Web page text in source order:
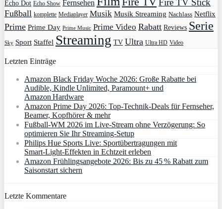
Echo Dot Echo Show Fernsehen Fire TV Stick
Fußball komplette Mediaplayer Musik Musik Streaming Nachlass Netflix
Prime Prime Day Prime Music Prime Video Rabatt Reviews Serie
Sky Sport Staffel Streaming TV Ultra Ultra HD Video
Letzten Einträge
Amazon Black Friday Woche 2026: Große Rabatte bei
Audible, Kindle Unlimited, Paramount+ und
Amazon Hardware
Amazon Prime Day 2026: Top-Technik-Deals für Fernseher,
Beamer, Kopfhörer & mehr
Fußball-WM 2026 im Live-Stream ohne Verzögerung: So
optimieren Sie Ihr Streaming-Setup
Philips Hue Sports Live: Sportübertragungen mit
Smart‑Light‑Effekten in Echtzeit erleben
Amazon Frühlingsangebote 2026: Bis zu 45 % Rabatt zum
Saisonstart sichern
Letzte Kommentare